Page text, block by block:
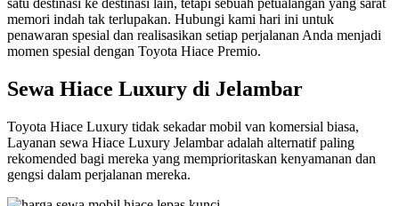
satu destinasi ke destinasi lain, tetapi sebuah petualangan yang sarat
memori indah tak terlupakan. Hubungi kami hari ini untuk
penawaran spesial dan realisasikan setiap perjalanan Anda menjadi
momen spesial dengan Toyota Hiace Premio.
Sewa Hiace Luxury di Jelambar
Toyota Hiace Luxury tidak sekadar mobil van komersial biasa,
Layanan sewa Hiace Luxury Jelambar adalah alternatif paling
rekomended bagi mereka yang memprioritaskan kenyamanan dan
gengsi dalam perjalanan mereka.